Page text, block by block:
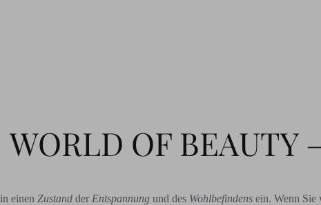
WORLD OF BEAUTY
in einen Zustand der Entspannung und des Wohlbefindens ein. Wenn Sie